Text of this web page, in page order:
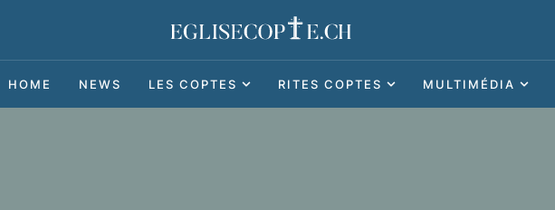
HOME NEWS LES COPTES RITES COPTES MULTIMÉDIA